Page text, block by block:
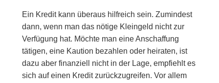
Ein Kredit kann überaus hilfreich sein. Zumindest
dann, wenn man das nötige Kleingeld nicht zur
Verfügung hat. Möchte man eine Anschaffung
tätigen, eine Kaution bezahlen oder heiraten, ist
dazu aber finanziell nicht in der Lage, empfiehlt es
sich auf einen Kredit zurückzugreifen. Vor allem